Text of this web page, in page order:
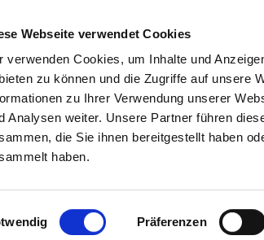
Webseite verwendet Cookies
verwenden Cookies, um Inhalte und
zu können und die Zugriffe auf unsere
zu Ihrer Verwendung unserer
Analysen weiter. Unsere Partner führen
die Sie ihnen bereitgestellt haben
haben.
Präferenzen